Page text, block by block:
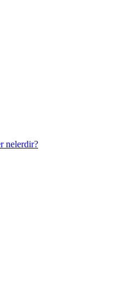
nelerdir?